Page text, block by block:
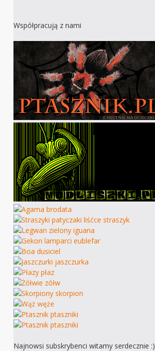
Współpracują z nami
Najnowsi subskrybenci witamy serdecznie :)